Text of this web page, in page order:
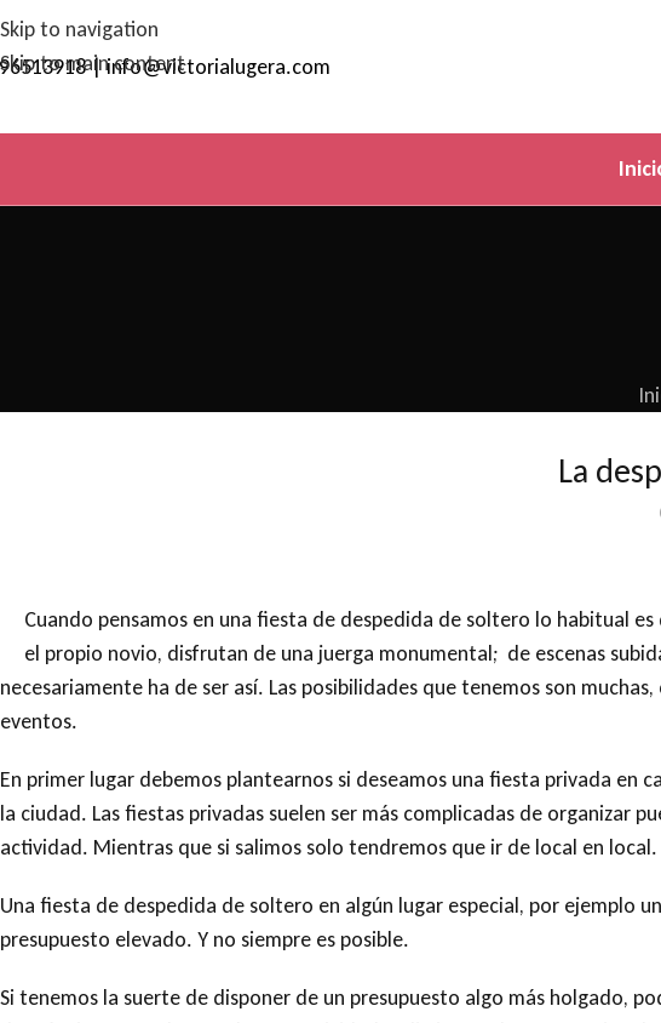
Skip to navigation
Skip to main content| info@victorialugera.com
La
Cuando pensamos en una fiesta de despedida de soltero lo habitual
el propio novio, disfrutan de una juerga monumental; de escenas
necesariamente ha de ser así. Las posibilidades que tenemos son
eventos.
En primer lugar debemos plantearnos si deseamos una fiesta privada
la ciudad. Las fiestas privadas suelen ser más complicadas de organizar
actividad. Mientras que si salimos solo tendremos que ir de local en local.
Una fiesta de despedida de soltero en algún lugar especial, por ejemplo
presupuesto elevado. Y no siempre es posible.
Si tenemos la suerte de disponer de un presupuesto algo más holgado,